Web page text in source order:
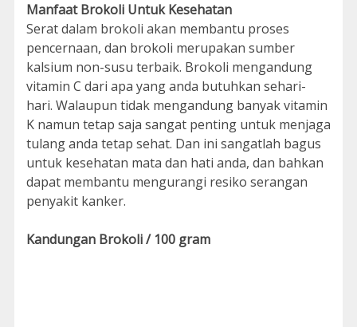
Manfaat Brokoli Untuk Kesehatan
Serat dalam brokoli akan membantu proses
pencernaan, dan brokoli merupakan sumber
kalsium non-susu terbaik. Brokoli mengandung
vitamin C dari apa yang anda butuhkan sehari-
hari. Walaupun tidak mengandung banyak vitamin
K namun tetap saja sangat penting untuk menjaga
tulang anda tetap sehat. Dan ini sangatlah bagus
untuk kesehatan mata dan hati anda, dan bahkan
dapat membantu mengurangi resiko serangan
penyakit kanker.
Kandungan Brokoli / 100 gram